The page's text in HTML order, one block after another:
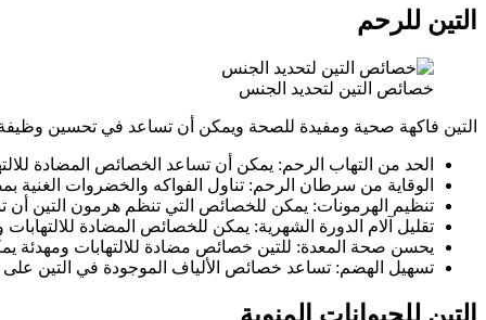
التين للرحم
خصائص التين لتحديد الجنس
التين فاكهة صحية ومفيدة للصحة ويمكن أن تساعد في تحسين وظيفة
الحد من التهاب الرحم: يمكن أن تساعد الخصائص المضادة
الوقاية من سرطان الرحم: تناول الفواكه والخضروات
تنظيم الهرمونات: يمكن للخصائص التي تنظم هرمون التين أن
تقليل آلام الدورة الشهرية: يمكن للخصائص المضادة
يحسن صحة المعدة: للتين خصائص مضادة للالتهابات ومهدئة
تسهيل الهضم: تساعد خصائص الألياف الموجودة في التين
التين للحيوانات المنوية